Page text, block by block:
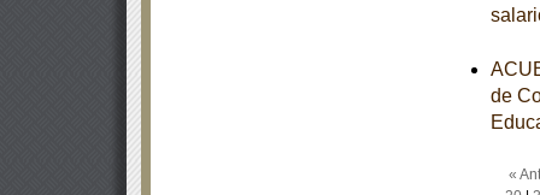
de
«